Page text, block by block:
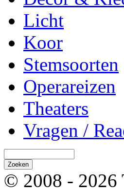
Licht
Koor
Stemsoorten
Operareizen
Theaters
Vragen /
© 2008 - 2026